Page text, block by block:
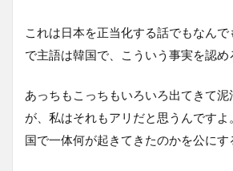
これは日本を正当化する話でもなんで
で主語は韓国で、こういう事実を認め
あっちもこっちもいろいろ出てきて泥
が、私はそれもアリだと思うんです
国で一体何が起きてきたのかを公にす